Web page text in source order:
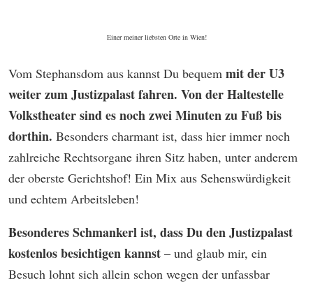
Einer meiner liebsten Orte in Wien!
Vom Stephansdom aus kannst Du bequem mit der U3
weiter zum Justizpalast fahren. Von der Haltestelle
Volkstheater sind es noch zwei Minuten zu Fuß bis
dorthin. Besonders charmant ist, dass hier immer noch
zahlreiche Rechtsorgane ihren Sitz haben, unter anderem
der oberste Gerichtshof! Ein Mix aus Sehenswürdigkeit
und echtem Arbeitsleben!
Besonderes Schmankerl ist, dass Du den Justizpalast
kostenlos besichtigen kannst – und glaub mir, ein
Besuch lohnt sich allein schon wegen der unfassbar